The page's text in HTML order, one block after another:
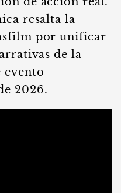
resalta la
por unificar
de la
evento
2026.